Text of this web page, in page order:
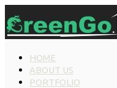
HOME
ABOUT US
PORTFOLIO